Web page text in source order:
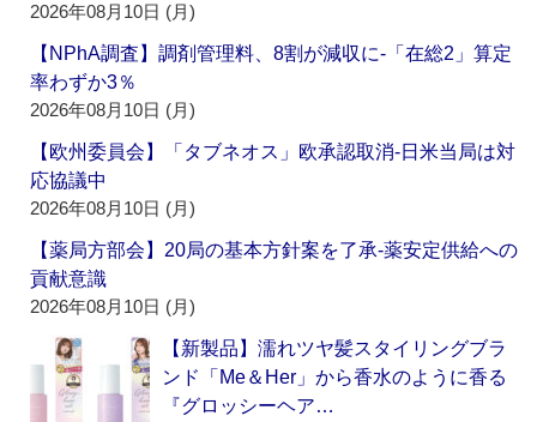
2026年08月10日 (月)
【NPhA調査】調剤管理料、8割が減収に‐「在総2」算定
率わずか3％
2026年08月10日 (月)
【欧州委員会】「タブネオス」欧承認取消‐日米当局は対
応協議中
2026年08月10日 (月)
【薬局方部会】20局の基本方針案を了承‐薬安定供給への
貢献意識
2026年08月10日 (月)
【新製品】濡れツヤ髪スタイリングブラ
ンド「Me＆Her」から香水のように香る
『グロッシーヘア…